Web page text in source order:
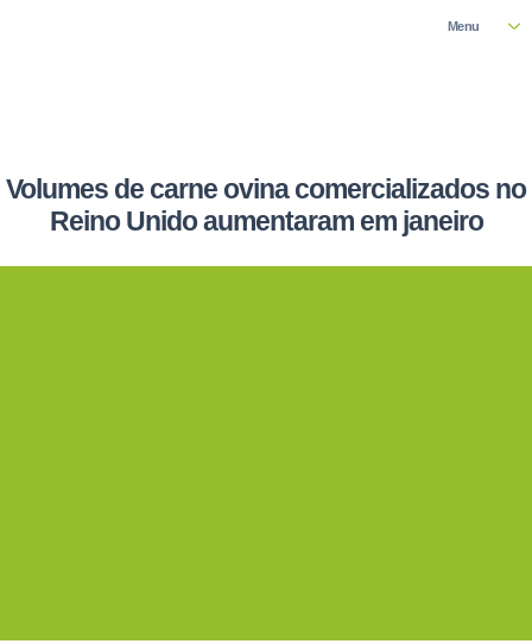
Menu
Volumes de carne ovina comercializados no
Reino Unido aumentaram em janeiro